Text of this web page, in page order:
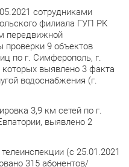
сотрудниками
филиала ГУП РК
передвижной
проверки 9 объектов
по г. Симферополь, г.
которых выявлено 3 факта
водоснабжения (г.
3,9 км сетей по г.
выявлено 2
(с 25.01.2021
315 абонентов/